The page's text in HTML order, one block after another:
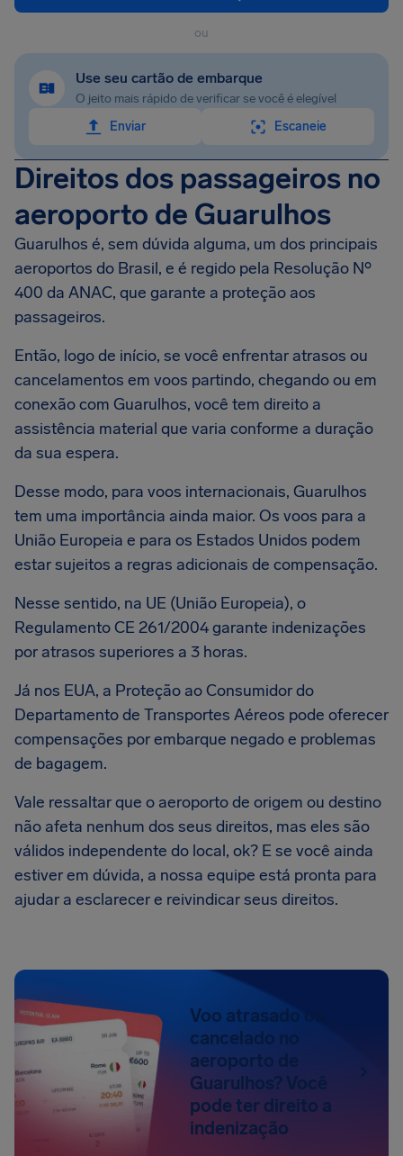
ou
Use seu cartão de embarque
O jeito mais rápido de verificar se você é elegível
Enviar
Escaneie
Direitos dos passageiros no
aeroporto de Guarulhos
Guarulhos é, sem dúvida alguma, um dos principais
aeroportos do Brasil, e é regido pela Resolução Nº
400 da ANAC, que garante a proteção aos
passageiros.
Então, logo de início, se você enfrentar atrasos ou
cancelamentos em voos partindo, chegando ou em
conexão com Guarulhos, você tem direito a
assistência material que varia conforme a duração
da sua espera.
Desse modo, para voos internacionais, Guarulhos
tem uma importância ainda maior. Os voos para a
União Europeia e para os Estados Unidos podem
estar sujeitos a regras adicionais de compensação.
Nesse sentido, na UE (União Europeia), o
Regulamento CE 261/2004 garante indenizações
por atrasos superiores a 3 horas.
Já nos EUA, a Proteção ao Consumidor do
Departamento de Transportes Aéreos pode oferecer
compensações por embarque negado e problemas
de bagagem.
Vale ressaltar que o aeroporto de origem ou destino
não afeta nenhum dos seus direitos, mas eles são
válidos independente do local, ok? E se você ainda
estiver em dúvida, a nossa equipe está pronta para
ajudar a esclarecer e reivindicar seus direitos.
Voo atrasado ou
cancelado no
aeroporto de
Guarulhos? Você
pode ter direito a
indenização